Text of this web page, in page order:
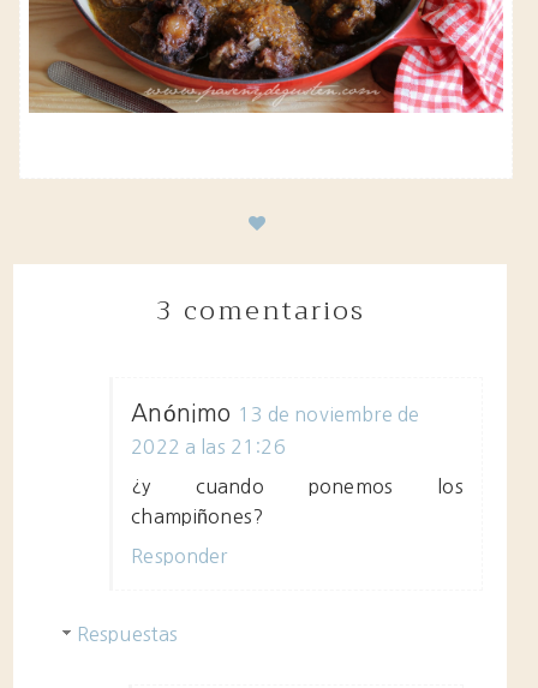
3 comentarios
Anónimo 13 de noviembre de
2022 a las 21:26
¿y cuando ponemos los
champiñones?
Responder
Respuestas